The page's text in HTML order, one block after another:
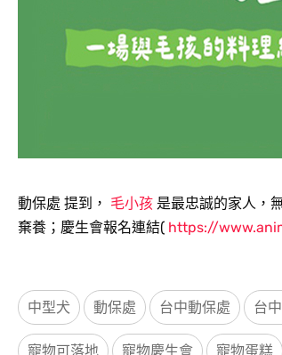
動保處 提到， 毛小孩 是最忠誠的家人，
棄養；慶生會報名連結( https://
中型犬 動保處 台中動保處 台
寵物可落地 寵物慶生會 寵物蛋糕